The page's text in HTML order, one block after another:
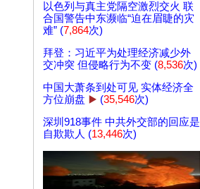
以色列与真主党隔空激烈交火 联
合国警告中东濒临“迫在眉睫的灾
难” (7,864次)
拜登：习近平为处理经济减少外
交冲突 但侵略行为不变 (8,536次)
中国大萧条到处可见 实体经济全
方位崩盘 ▶️ (35,546次)
深圳918事件 中共外交部的回应是
自欺欺人 (13,446次)